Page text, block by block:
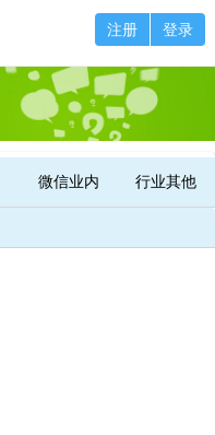
注册 登录
微信业内 行业其他